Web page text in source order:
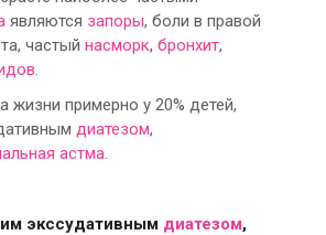
являются запоры, боли в правой
частый насморк, бронхит,
жизни примерно у 20% детей,
диатезом,
астма
экссудативным диатезом,